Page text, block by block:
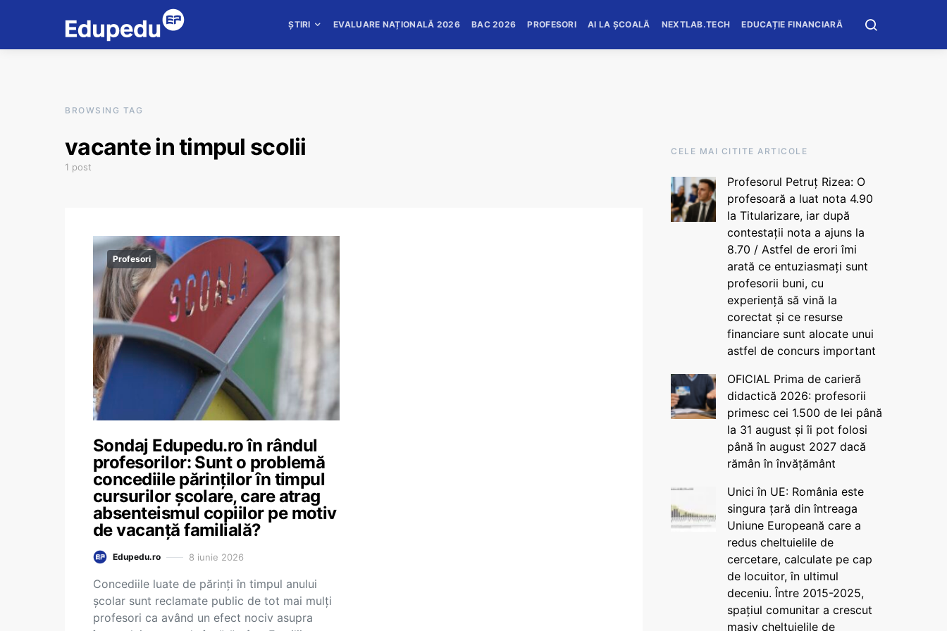
ȘTIRI EVALUARE NAȚIONALĂ 2026 BAC 2026 PROFESORI AI LA ȘCOALĂ NEXTLAB.TECH EDUCAȚIE FINANCIARĂ
BROWSING TAG
vacante in timpul scolii
1 post
Profesori
Sondaj Edupedu.ro în rândul
profesorilor: Sunt o problemă
concediile părinților în timpul
cursurilor școlare, care atrag
absenteismul copiilor pe motiv
de vacanță familială?
Edupedu.ro 8 iunie 2026
Concediile luate de părinți în timpul anului
școlar sunt reclamate public de tot mai mulți
profesori ca având un efect nociv asupra
CELE MAI CITITE ARTICOLE
Profesorul Petruț Rizea: O
profesoară a luat nota 4.90
la Titularizare, iar după
contestații nota a ajuns la
8.70 / Astfel de erori îmi
arată ce entuziasmați sunt
profesorii buni, cu
experiență să vină la
corectat și ce resurse
financiare sunt alocate unui
astfel de concurs important
OFICIAL Prima de carieră
didactică 2026: profesorii
primesc cei 1.500 de lei până
la 31 august și îi pot folosi
până în august 2027 dacă
rămân în învățământ
Unici în UE: România este
singura țară din întreaga
Uniune Europeană care a
redus cheltuielile de
cercetare, calculate pe cap
de locuitor, în ultimul
deceniu. Între 2015-2025,
spațiul comunitar a crescut
masiv cheltuielile de